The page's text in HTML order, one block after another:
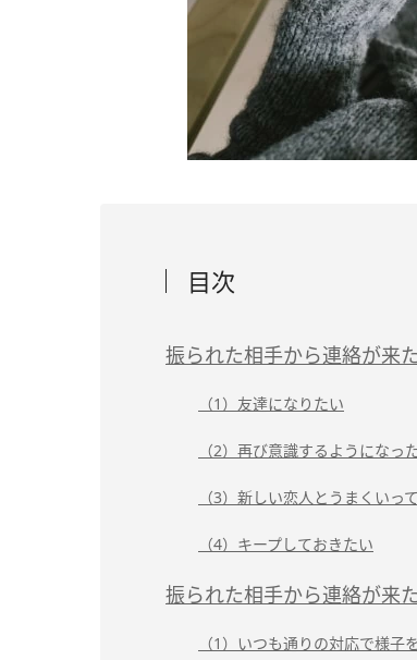
目次
振られた相手から連絡が来
（1）友達になりたい
（2）再び意識するようになっ
（3）新しい恋人とうまくいっ
（4）キープしておきたい
振られた相手から連絡が来
（1）いつも通りの対応で様子